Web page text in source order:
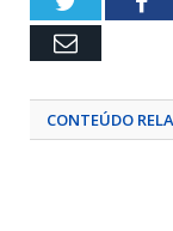
Email
CONTEÚDO